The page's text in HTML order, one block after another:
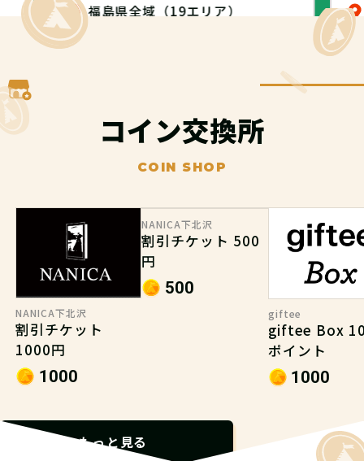
福島県全域（19エリア）
コイン交換所
COIN SHOP
NANICA下北沢
割引チケット
1000円
1000
NANICA下北沢
割引チケット 500
円
500
giftee
giftee Box
ポイント
1000
もっと見る